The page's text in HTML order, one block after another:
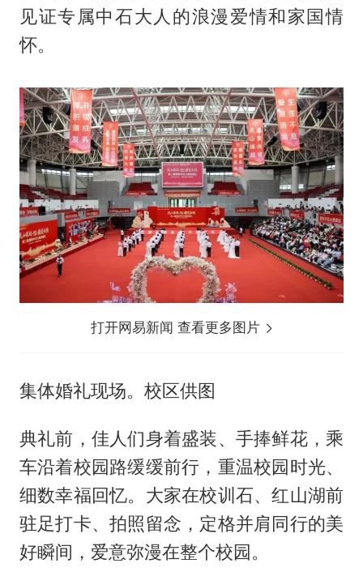
见证专属中石大人的浪漫爱情和家国情
怀。
打开网易新闻 查看更多图片
集体婚礼现场。校区供图
典礼前，佳人们身着盛装、手捧鲜花，乘
车沿着校园路缓缓前行，重温校园时光、
细数幸福回忆。大家在校训石、红山湖前
驻足打卡、拍照留念，定格并肩同行的美
好瞬间，爱意弥漫在整个校园。